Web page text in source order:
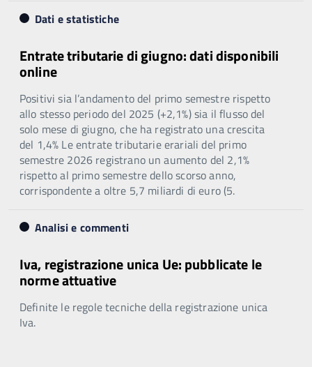
Dati e statistiche
Entrate tributarie di giugno: dati disponibili
online
Positivi sia l’andamento del primo semestre rispetto
allo stesso periodo del 2025 (+2,1%) sia il flusso del
solo mese di giugno, che ha registrato una crescita
del 1,4% Le entrate tributarie erariali del primo
semestre 2026 registrano un aumento del 2,1%
rispetto al primo semestre dello scorso anno,
corrispondente a oltre 5,7 miliardi di euro (5.
Analisi e commenti
Iva, registrazione unica Ue: pubblicate le
norme attuative
Definite le regole tecniche della registrazione unica
Iva.